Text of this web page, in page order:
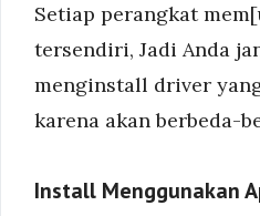
Setiap perangkat
tersendiri, Jadi Anda
menginstall driver
karena akan berbeda-
Install Menggunakan